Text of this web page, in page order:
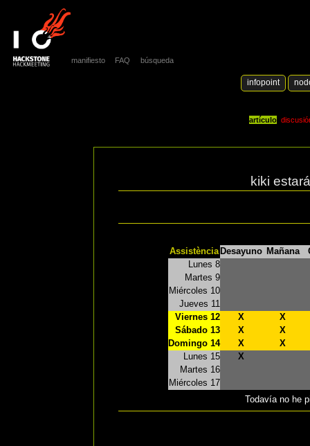
kiki
Assistència Desayuno Mañana
Lunes 8
Martes 9
Miércoles 10
Jueves 11
Viernes 12
X
X
Sábado 13
X
X
Domingo 14
X
X
Lunes 15
X
Martes 16
Miércoles 17
Todavía no he
artículo
manifiesto FAQ búsqueda
infopoint